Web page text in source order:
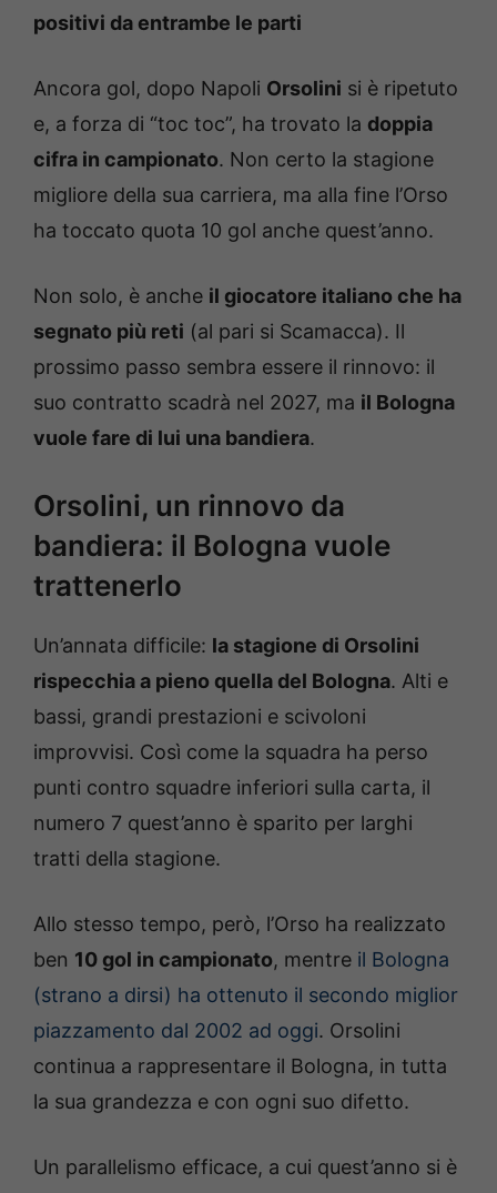
positivi da entrambe le parti
Ancora gol, dopo Napoli Orsolini si è ripetuto
e, a forza di “toc toc”, ha trovato la doppia
cifra in campionato. Non certo la stagione
migliore della sua carriera, ma alla fine l’Orso
ha toccato quota 10 gol anche quest’anno.
Non solo, è anche il giocatore italiano che ha
segnato più reti (al pari si Scamacca). Il
prossimo passo sembra essere il rinnovo: il
suo contratto scadrà nel 2027, ma il Bologna
vuole fare di lui una bandiera.
Orsolini, un rinnovo da
bandiera: il Bologna vuole
trattenerlo
Un’annata difficile: la stagione di Orsolini
rispecchia a pieno quella del Bologna. Alti e
bassi, grandi prestazioni e scivoloni
improvvisi. Così come la squadra ha perso
punti contro squadre inferiori sulla carta, il
numero 7 quest’anno è sparito per larghi
tratti della stagione.
Allo stesso tempo, però, l’Orso ha realizzato
ben 10 gol in campionato, mentre il Bologna
(strano a dirsi) ha ottenuto il secondo miglior
piazzamento dal 2002 ad oggi. Orsolini
continua a rappresentare il Bologna, in tutta
la sua grandezza e con ogni suo difetto.
Un parallelismo efficace, a cui quest’anno si è